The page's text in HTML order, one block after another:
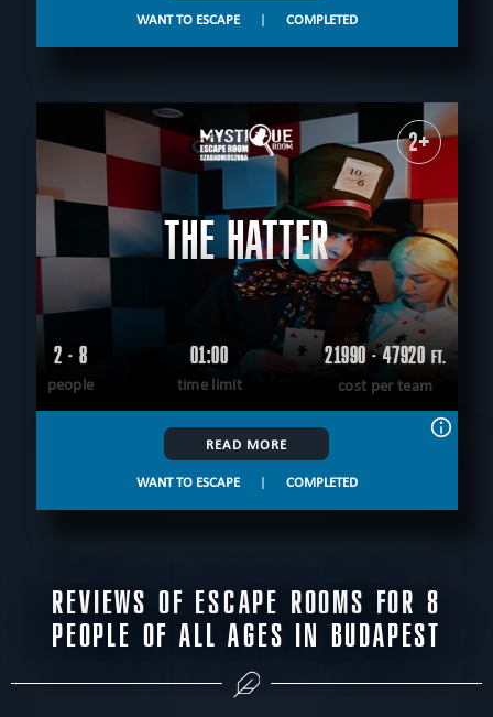
WANT TO ESCAPE | COMPLETED
2+
THE HATTER
2 - 8
people
01:00
time limit
21990 - 47920FT.
cost per team
READ MORE
WANT TO ESCAPE | COMPLETED
REVIEWS OF ESCAPE ROOMS FOR 8
PEOPLE OF ALL AGES IN BUDAPEST